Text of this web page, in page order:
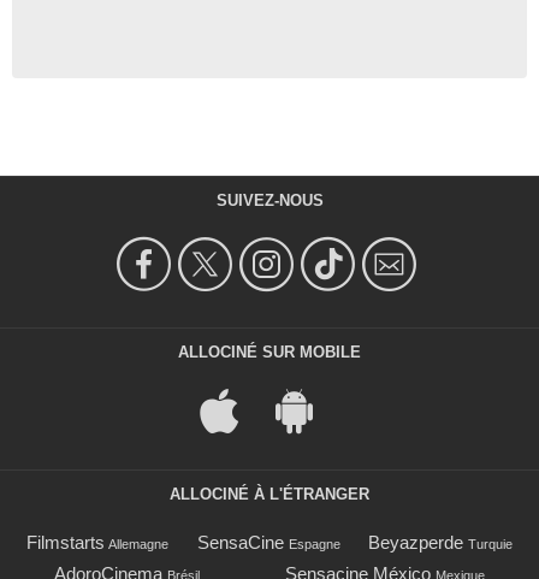
SUIVEZ-NOUS
ALLOCINÉ SUR MOBILE
ALLOCINÉ À L'ÉTRANGER
Filmstarts Allemagne SensaCine Espagne Beyazperde Turquie
AdoroCinema Brésil Sensacine México Mexique